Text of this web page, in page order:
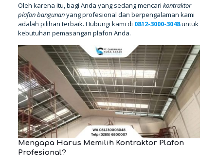
Oleh karena itu, bagi Anda yang sedang mencari kontraktor
plafon bangunanyang profesional dan berpengalaman kami
adalah pilihan terbaik. Hubungi kami di 0812-3000-3048untuk
kebutuhan pemasangan plafon Anda.
Mengapa Harus Memilih Kontraktor Plafon
Profesional?